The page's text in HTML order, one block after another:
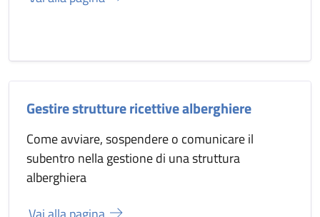
Gestire strutture ricettive alberghiere
Come avviare, sospendere o comunicare il
subentro nella gestione di una struttura
alberghiera